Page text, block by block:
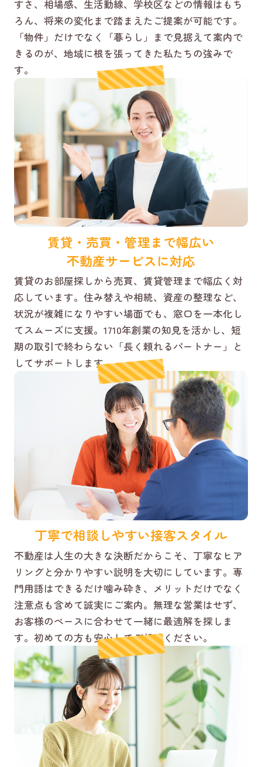
すさ、相場感、生活動線、学校区などの情報はもち
ろん、将来の変化まで踏まえたご提案が可能です。
「物件」だけでなく「暮らし」まで見据えて案内で
きるのが、地域に根を張ってきた私たちの強みで
す。
賃貸・売買・管理まで幅広い
不動産サービスに対応
賃貸のお部屋探しから売買、賃貸管理まで幅広く対
応しています。住み替えや相続、資産の整理など、
状況が複雑になりやすい場面でも、窓口を一本化し
てスムーズに支援。1710年創業の知見を活かし、短
期の取引で終わらない「長く頼れるパートナー」と
してサポートします。
丁寧で相談しやすい接客スタイル
不動産は人生の大きな決断だからこそ、丁寧なヒア
リングと分かりやすい説明を大切にしています。専
門用語はできるだけ噛み砕き、メリットだけでなく
注意点も含めて誠実にご案内。無理な営業はせず、
お客様のペースに合わせて一緒に最適解を探しま
す。初めての方も安心してご相談ください。